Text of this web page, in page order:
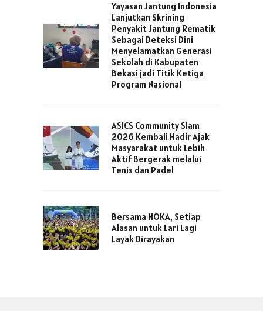
Yayasan Jantung Indonesia
Lanjutkan Skrining
Penyakit Jantung Rematik
Sebagai Deteksi Dini
Menyelamatkan Generasi
Sekolah di Kabupaten
Bekasi jadi Titik Ketiga
Program Nasional
ASICS Community Slam
2026 Kembali Hadir Ajak
Masyarakat untuk Lebih
Aktif Bergerak melalui
Tenis dan Padel
Bersama HOKA, Setiap
Alasan untuk Lari Lagi
Layak Dirayakan